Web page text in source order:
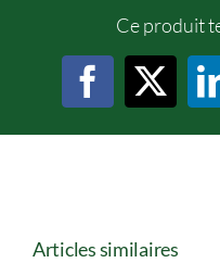
Ce produit
Facebook
X
Articles similaires